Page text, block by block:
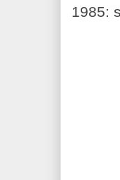
1985: